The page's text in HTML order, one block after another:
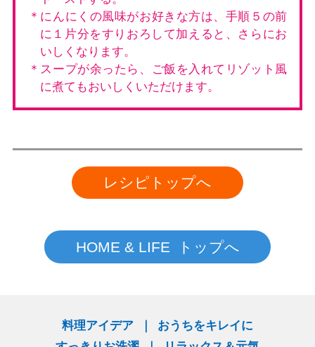
＊にんにくの風味がお好きな方は、手順５の前
に１片分をすりおろして加えると、さらにお
いしくなります。
＊スープが余ったら、ご飯を入れてリゾット風
に煮てもおいしくいただけます。
レシピトップへ
HOME & LIFE トップへ
料理アイデア
おうちをキレイに